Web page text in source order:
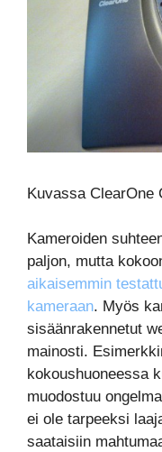
Kuvassa ClearOne
Kameroiden
paljon, mutta
aikaisemmin
kameraan. Myös
sisäänrakennetut
mainosti.
kokoushuoneessa
muodostuu
ei ole tarpeeksi
saataisiin